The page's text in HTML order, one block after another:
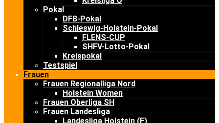
Pokal
DFB-Pokal
Schleswig-Holstein-Pokal
FLENS-CUP
SHFV-Lotto-Pokal
Kreispokal
Testspiel
Frauen
Frauen Regionalliga Nord
Holstein Women
Frauen Oberliga SH
Frauen Landesliga
Landesliga Holstein (F)